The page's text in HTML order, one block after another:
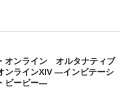
オンライン オルタナティブ
ンラインXIV ―インビテーシ
ビービー―